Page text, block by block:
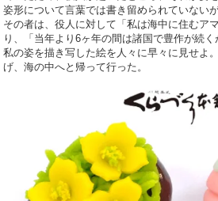
姿形について言葉では書き留められていない
その者は、役人に対して「私は海中に住むア
り、「当年より6ヶ年の間は諸国で豊作が続く
私の姿を描き写した絵を人々に早々に見せよ
げ、海の中へと帰って行った。